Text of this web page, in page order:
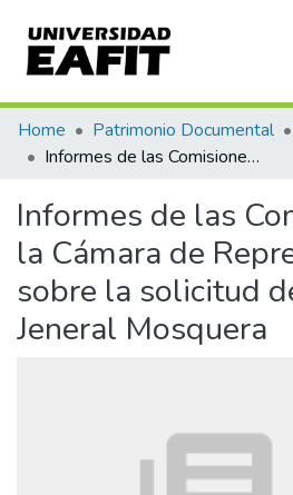
Communities & Collections
All of DSpace
Statistics
Home Patrimonio Documental
Informes de las Comisiones de la Cámara de Representantes sobre la solicitud del gran Jeneral Mosquera
Informes de las
la Cámara de
sobre la solicitud
Jeneral Mosquera